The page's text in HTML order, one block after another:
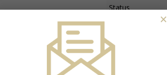
Status
×